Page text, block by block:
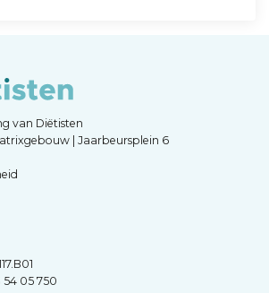
van Diëtisten
| Jaarbeursplein 6
54 05 750